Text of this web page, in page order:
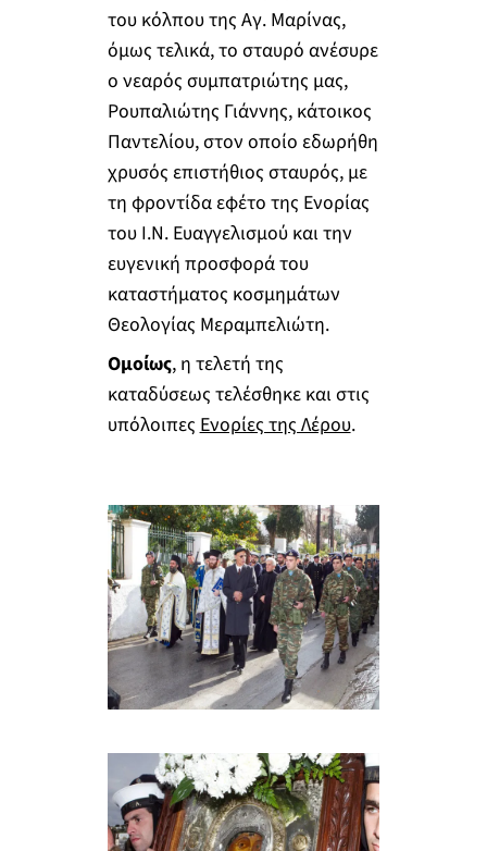
του κόλπου της Αγ. Μαρίνας,
όμως τελικά, το σταυρό ανέσυρε
ο νεαρός συμπατριώτης μας,
Ρουπαλιώτης Γιάννης, κάτοικος
Παντελίου, στον οποίο εδωρήθη
χρυσός επιστήθιος σταυρός, με
τη φροντίδα εφέτο της Ενορίας
του Ι.Ν. Ευαγγελισμού και την
ευγενική προσφορά του
καταστήματος κοσμημάτων
Θεολογίας Μεραμπελιώτη.
Ομοίως, η τελετή της
καταδύσεως τελέσθηκε και στις
υπόλοιπες Ενορίες της Λέρου.